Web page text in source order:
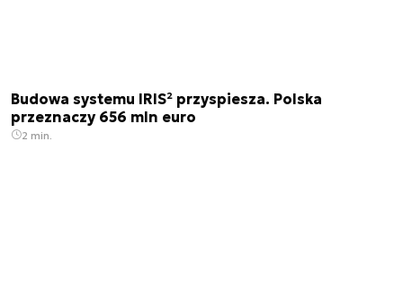
Budowa systemu IRIS² przyspiesza. Polska
przeznaczy 656 mln euro
2 min.